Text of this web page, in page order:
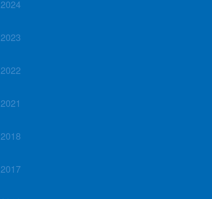
2024
2023
2022
2021
2018
2017